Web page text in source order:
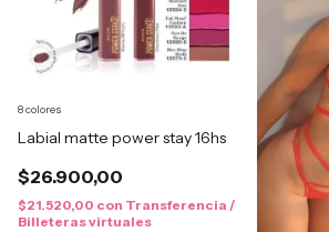
Labial matte power stay 16hs
$26.900,00
$21.520,00 con Transferencia /
Billeteras virtuales
8 colores